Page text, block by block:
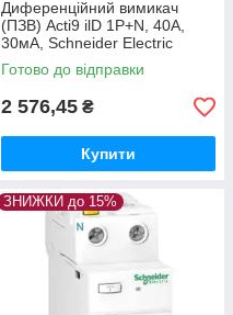
Диференційний вимикач
(ПЗВ) Acti9 ilD 1P+N, 40А,
30мА, Schneider Electric
Готово до відправки
2 576,45 ₴
Купити
ЗНИЖКИ до 15%